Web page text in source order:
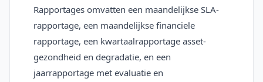
Rapportages omvatten een maandelijkse SLA-
rapportage, een maandelijkse financiele
rapportage, een kwartaalrapportage asset-
gezondheid en degradatie, en een
jaarrapportage met evaluatie en